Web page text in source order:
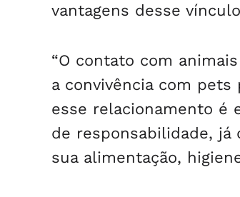
vantagens desse
“O contato com
a convivência com pets
esse relacionamento é
de responsabilidade, já
sua alimentação,